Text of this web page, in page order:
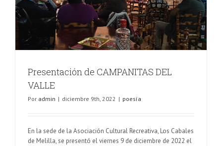
Presentación de CAMPANITAS DEL
VALLE
Por admin | diciembre 9th, 2022 | poesía
En la sede de la Asociación Cultural Recreativa, Los Cabales
de Melilla, se presentó el viernes 9 de diciembre de 2022 el